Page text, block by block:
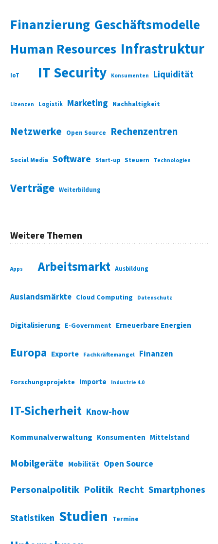
Finanzierung Geschäftsmodelle
Human Resources Infrastruktur
IoT IT Security Konsumenten Liquidität
Lizenzen Logistik Marketing Nachhaltigkeit
Netzwerke Open Source Rechenzentren
Social Media Software Start-up Steuern Technologien
Verträge Weiterbildung
Weitere Themen
Apps Arbeitsmarkt Ausbildung
Auslandsmärkte Cloud Computing Datenschutz
Digitalisierung E-Government Erneuerbare Energien
Europa Exporte Fachkräftemangel Finanzen
Forschungsprojekte Importe Industrie 4.0
IT-Sicherheit Know-how
Kommunalverwaltung Konsumenten Mittelstand
Mobilgeräte Mobilität Open Source
Personalpolitik Politik Recht Smartphones
Statistiken Studien Termine